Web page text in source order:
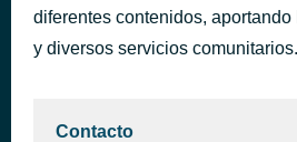
diferentes contenidos, aportando
y diversos servicios comunitarios.
Contacto